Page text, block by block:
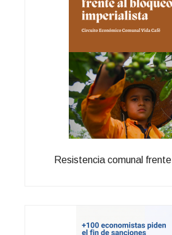
Resistencia comunal